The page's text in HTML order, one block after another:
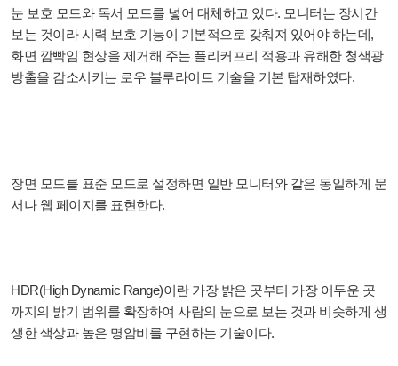
눈 보호 모드와 독서 모드를 넣어 대체하고 있다. 모니터는 장시간
보는 것이라 시력 보호 기능이 기본적으로 갖춰져 있어야 하는데,
화면 깜빡임 현상을 제거해 주는 플리커프리 적용과 유해한 청색광
방출을 감소시키는 로우 블루라이트 기술을 기본 탑재하였다.
장면 모드를 표준 모드로 설정하면 일반 모니터와 같은 동일하게 문
서나 웹 페이지를 표현한다.
HDR(High Dynamic Range)이란 가장 밝은 곳부터 가장 어두운 곳
까지의 밝기 범위를 확장하여 사람의 눈으로 보는 것과 비슷하게 생
생한 색상과 높은 명암비를 구현하는 기술이다.